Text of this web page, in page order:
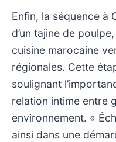
Enfin, la séquence à
d’un tajine de
cuisine marocaine
régionales. Cette
soulignant
relation intime entre
environnement. «
ainsi dans une